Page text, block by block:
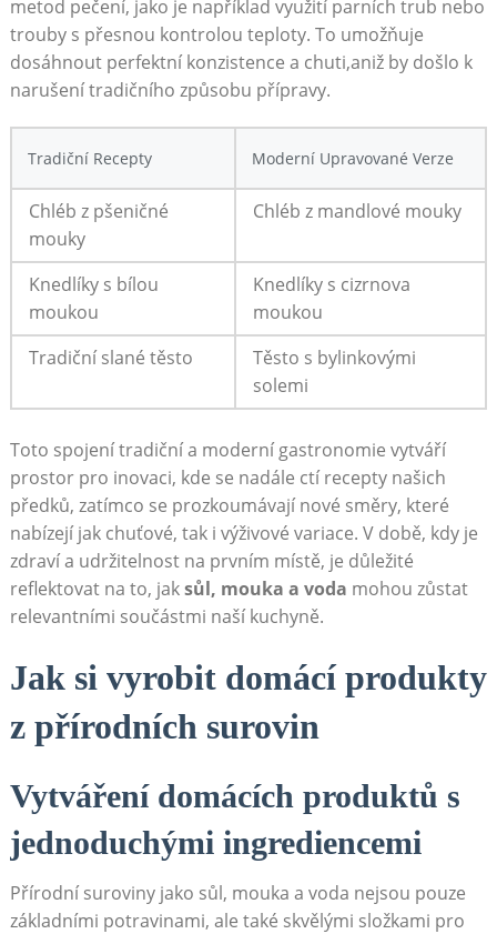
metod pečení, jako je například využití parních trub nebo
trouby s přesnou kontrolou teploty. To umožňuje
dosáhnout perfektní konzistence a chuti,aniž by došlo k
narušení tradičního způsobu přípravy.
Tradiční Recepty Moderní Upravované Verze
Chléb z pšeničné
mouky
Chléb z mandlové mouky
Knedlíky s bílou
moukou
Knedlíky s cizrnova
moukou
Tradiční slané těsto
Těsto s bylinkovými
solemi
Toto spojení tradiční a moderní gastronomie vytváří
prostor pro inovaci, kde se nadále ctí recepty našich
předků, zatímco se prozkoumávají nové směry, které
nabízejí jak chuťové, tak i výživové variace. V době, kdy je
zdraví a udržitelnost na prvním místě, je důležité
reflektovat na to, jaksůl, mouka a voda mohou zůstat
relevantními součástmi naší kuchyně.
Jak si vyrobit domácí produkty
z přírodních surovin
Vytváření domácích produktů s
jednoduchými ingrediencemi
Přírodní suroviny jako sůl, mouka a voda nejsou pouze
základními potravinami, ale také skvělými složkami pro